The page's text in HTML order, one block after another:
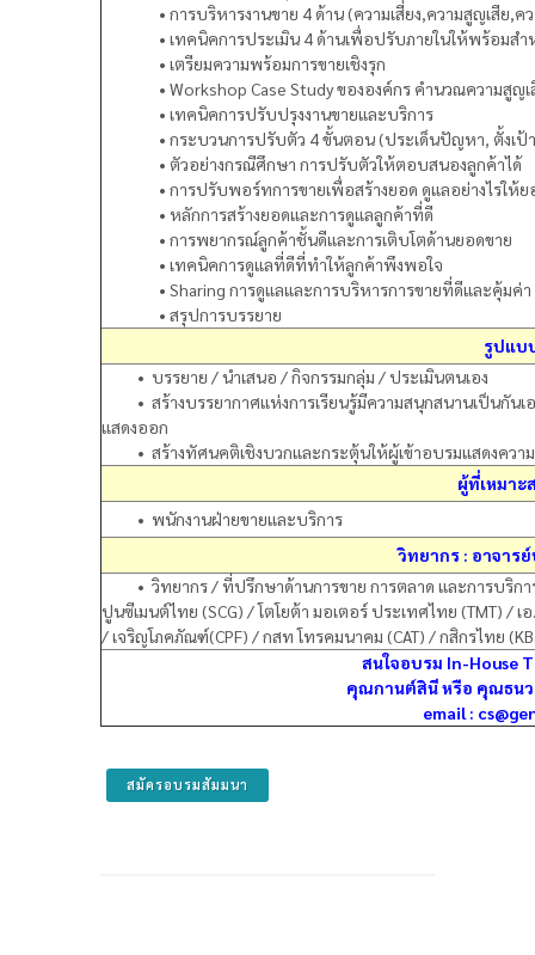
• การบริหารงานขาย 4 ด้าน (ความเสี่ยง,ความสูญเสีย,คว
• เทคนิคการประเมิน 4 ด้านเพื่อปรับภายในให้พร้อมสำห
• เตรียมความพร้อมการขายเชิงรุก
• Workshop Case Study ขององค์กร คำนวณความสูญเ
​ • เทคนิคการปรับปรุงงานขายและบริการ
• กระบวนการปรับตัว 4 ขั้นตอน (ประเด็นปัญหา, ตั้งเป้า
• ตัวอย่างกรณีศึกษา การปรับตัวให้ตอบสนองลูกค้าได้
• การปรับพอร์ทการขายเพื่อสร้างยอด ดูแลอย่างไรให้ย
• หลักการสร้างยอดและการดูแลลูกค้าที่ดี
• การพยากรณ์ลูกค้าชั้นดีและการเติบโตด้านยอดขาย
• เทคนิคการดูแลที่ดีที่ทำให้ลูกค้าพึงพอใจ
• Sharing การดูแลและการบริหารการขายที่ดีและคุ้มค่า
• สรุปการบรรยาย
รูปแบ
• บรรยาย / นำเสนอ / กิจกรรมกลุ่ม / ประเมินตนเอง
• สร้างบรรยากาศแห่งการเรียนรู้มีความสนุกสนานเป็นกันเอ
แสดงออก
• สร้างทัศนคติเชิงบวกและกระตุ้นให้ผู้เข้าอบรมแสดงควา
ผู้ที่เหมาะ
• พนักงานฝ่ายขายและบริการ
วิทยากร : อาจาร
• วิทยากร / ที่ปรึกษาด้านการขาย การตลาด และการบริกา
ปูนซีเมนต์ไทย (SCG) / โตโยต้า มอเตอร์ ประเทศไทย (TMT) /
/ เจริญโภคภัณฑ์(CPF) / กสท โทรคมนาคม (CAT) / กสิกรไทย
สนใจอบรม In-House
คุณกานต์สินี หรือ คุณธน
email :
สมัครอบรมสัมมนา